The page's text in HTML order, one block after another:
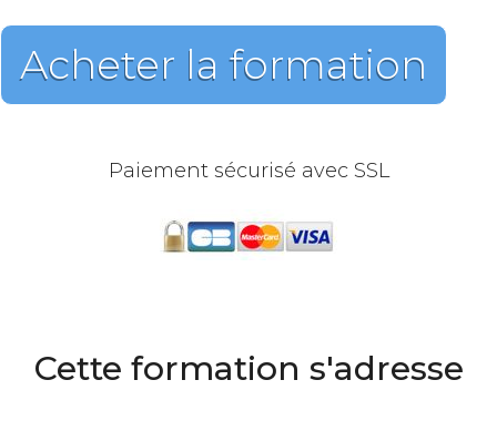
Acheter la formation
Paiement sécurisé avec SSL
Cette formation s'adresse